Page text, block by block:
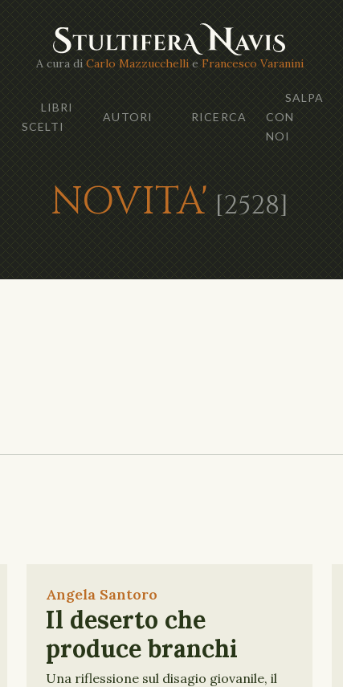
A cura di Carlo Mazzucchellie Francesco Varanini
LIBRI
SCELTI
AUTORI RICERCA
SALPA
CON
NOI
NOVITA' [2528]
Angela Santoro
Il deserto che
produce branchi
Una riflessione sul disagio giovanile, il